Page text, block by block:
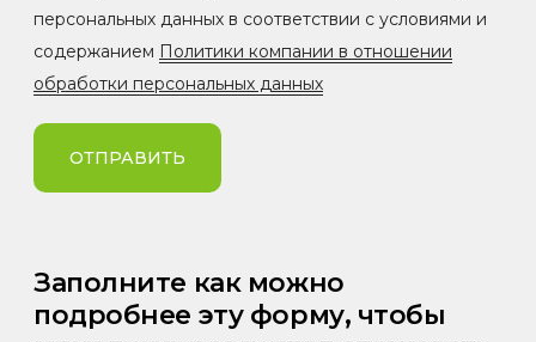
персональных данных в соответствии с условиями и
содержанием Политики компании в отношении
обработки персональных данных
ОТПРАВИТЬ
Заполните как можно
подробнее эту форму, чтобы